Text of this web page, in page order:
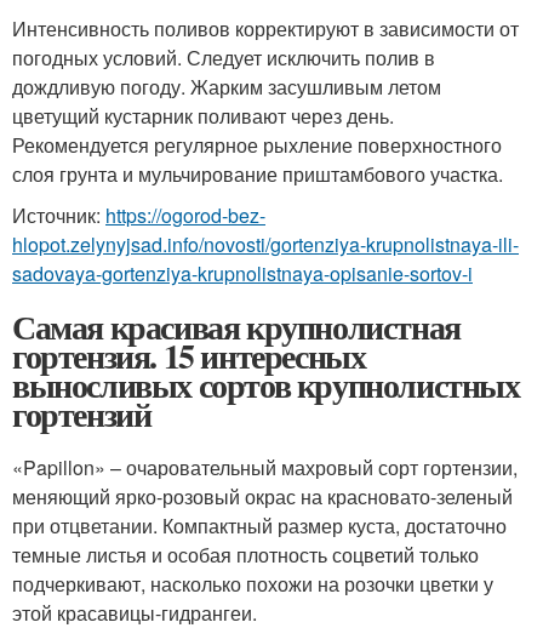
Интенсивность поливов корректируют в зависимости от
погодных условий. Следует исключить полив в
дождливую погоду. Жарким засушливым летом
цветущий кустарник поливают через день.
Рекомендуется регулярное рыхление поверхностного
слоя грунта и мульчирование приштамбового участка.
Источник: https://ogorod-bez-
hlopot.zelynyjsad.info/novosti/gortenziya-krupnolistnaya-ili-
sadovaya-gortenziya-krupnolistnaya-opisanie-sortov-i
Самая красивая крупнолистная
гортензия. 15 интересных
выносливых сортов крупнолистных
гортензий
«Papillon» – очаровательный махровый сорт гортензии,
меняющий ярко-розовый окрас на красновато-зеленый
при отцветании. Компактный размер куста, достаточно
темные листья и особая плотность соцветий только
подчеркивают, насколько похожи на розочки цветки у
этой красавицы-гидрангеи.